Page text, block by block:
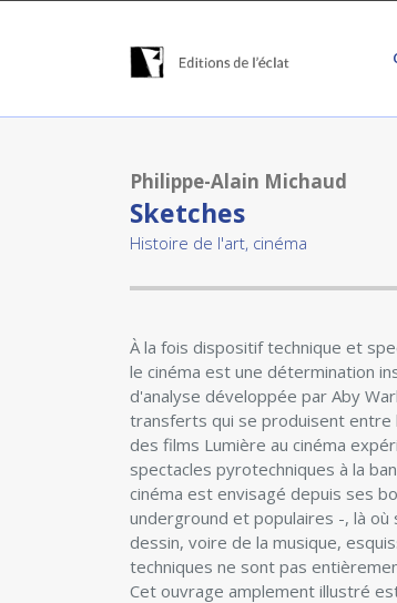
Philippe-Alain Michaud
Sketches
Histoire de l'art, cinéma
À la fois dispositif technique et
le cinéma est une détermination
d'analyse développée par Aby
transferts qui se produisent entre
des films Lumière au cinéma
spectacles pyrotechniques à la
cinéma est envisagé depuis ses
underground et populaires -, là
dessin, voire de la musique,
techniques ne sont pas
Cet ouvrage amplement illustré